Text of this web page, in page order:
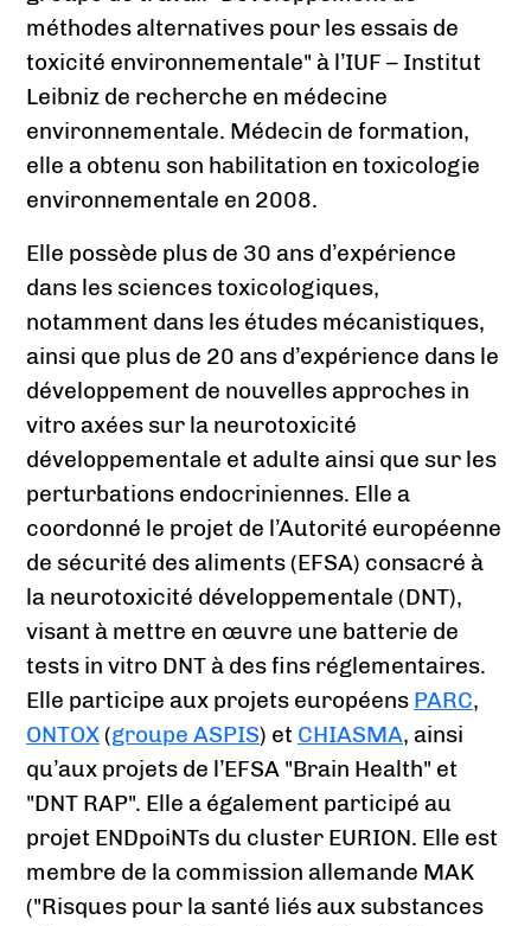
méthodes alternatives pour les essais de
toxicité environnementale" à l’IUF – Institut
Leibniz de recherche en médecine
environnementale. Médecin de formation,
elle a obtenu son habilitation en toxicologie
environnementale en 2008.
Elle possède plus de 30 ans d’expérience
dans les sciences toxicologiques,
notamment dans les études mécanistiques,
ainsi que plus de 20 ans d’expérience dans le
développement de nouvelles approches in
vitro axées sur la neurotoxicité
développementale et adulte ainsi que sur les
perturbations endocriniennes. Elle a
coordonné le projet de l’Autorité européenne
de sécurité des aliments (EFSA) consacré à
la neurotoxicité développementale (DNT),
visant à mettre en œuvre une batterie de
tests in vitro DNT à des fins réglementaires.
Elle participe aux projets européens PARC,
ONTOX(groupe ASPIS) et CHIASMA, ainsi
qu’aux projets de l’EFSA "Brain Health" et
"DNT RAP". Elle a également participé au
projet ENDpoiNTs du cluster EURION. Elle est
membre de la commission allemande MAK
("Risques pour la santé liés aux substances